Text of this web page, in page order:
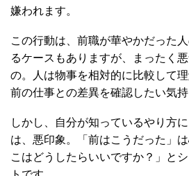
嫌われます。
この行動は、前職が華やかだった
るケースもありますが、まったく
の。人は物事を相対的に比較して
前の仕事との差異を確認したい気持
しかし、自分が知っているやり方
は、悪印象。「前はこうだった」
こはどうしたらいいですか？」と